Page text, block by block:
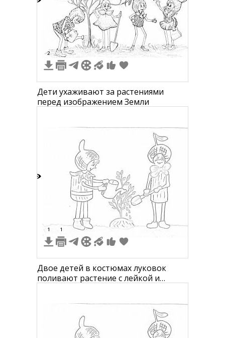
2
Дети ухаживают за растениями
перед изображением Земли
1 1
Двое детей в костюмах луковок
поливают растение с лейкой и